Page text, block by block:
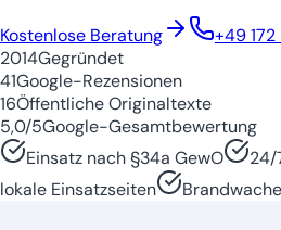
Kostenlose Beratung
+49
2014Gegründet
41Google-Rezensionen
16Öffentliche Originaltexte
5,0/5Google-Gesamtbewertung
Einsatz nach §34a GewO
24/
lokale Einsatzseiten